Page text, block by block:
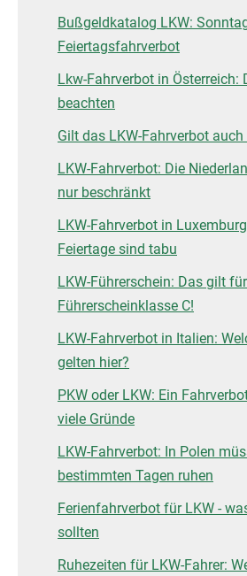
Bußgeldkatalog LKW:
Feiertagsfahrverbot
Lkw-Fahrverbot in Österreich:
beachten
Gilt das LKW-Fahrverbot
LKW-Fahrverbot: Die
nur beschränkt
LKW-Fahrverbot in
Feiertage sind tabu
LKW-Führerschein: Das gilt
Führerscheinklasse C!
LKW-Fahrverbot in Italien:
gelten hier?
PKW oder LKW: Ein
viele Gründe
LKW-Fahrverbot: In Polen
bestimmten Tagen ruhen
Ferienfahrverbot für LKW -
sollten
Ruhezeiten für LKW-Fahrer: